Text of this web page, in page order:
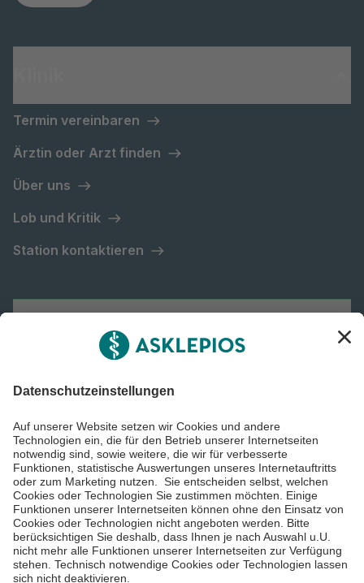
Termin vereinbaren
Ärztin oder Arzt finden
Über uns
Lob und Kritik
Station kontaktieren
Asklepios Gruppe
Impressum